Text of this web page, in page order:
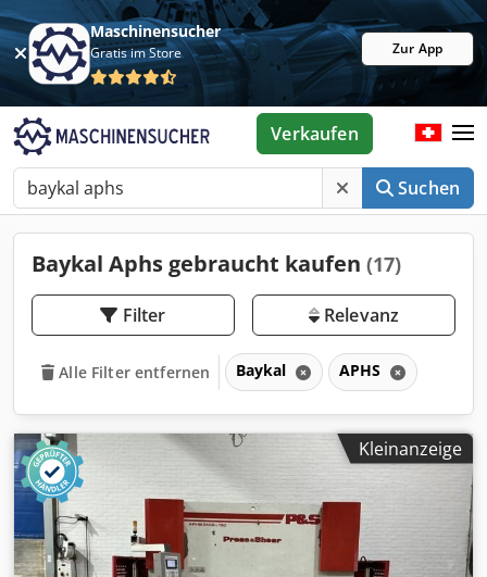
Maschinensucher
Gratis im Store Zur App
Suchen
Verkaufen
Baykal Aphs gebraucht kaufen (17)
Filter Relevanz
Alle Filter entfernen Baykal APHS
Kleinanzeige